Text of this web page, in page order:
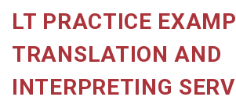
LT PRACTICE
TRANSLATION AND
INTERPRETING